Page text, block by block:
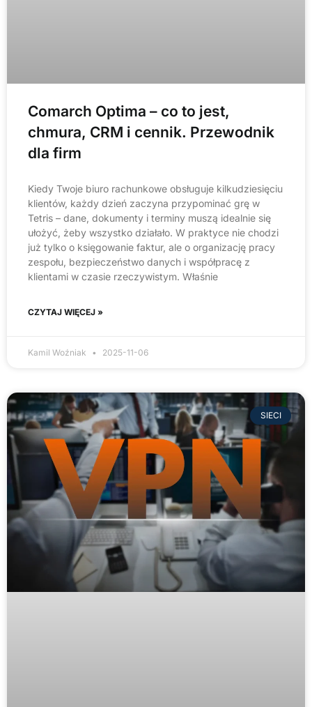
Comarch Optima – co to jest,
chmura, CRM i cennik. Przewodnik
dla firm
Kiedy Twoje biuro rachunkowe obsługuje kilkudziesięciu
klientów, każdy dzień zaczyna przypominać grę w
Tetris – dane, dokumenty i terminy muszą idealnie się
ułożyć, żeby wszystko działało. W praktyce nie chodzi
już tylko o księgowanie faktur, ale o organizację pracy
zespołu, bezpieczeństwo danych i współpracę z
klientami w czasie rzeczywistym. Właśnie
CZYTAJ WIĘCEJ »
Kamil Woźniak 2025-11-06
SIECI